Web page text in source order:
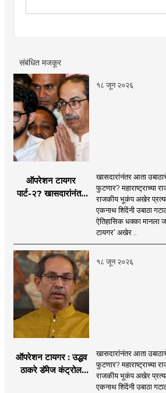
राजकारण या विषयात विशेष रस.
संबंधित मजकूर
१८ जून २०२६
ऑपरेशन टायगर
पार्ट-२? खासदारांनंतर
खासदारांनंतर आता
फुटणार? महाराष्ट्राच्या
राजकीय भूकंप अखेर
एकनाथ शिंदेंनी उबाठा
ऐतिहासिक धक्का मानला
टायगर’ अखेर ..
१८ जून २०२६
ऑपरेशन टायगर : उद्धव
ठाकरे डॅमेज कंट्रोल
खासदारांनंतर आता
फुटणार? महाराष्ट्राच्या
राजकीय भूकंप अखेर
एकनाथ शिंदेंनी उबाठा